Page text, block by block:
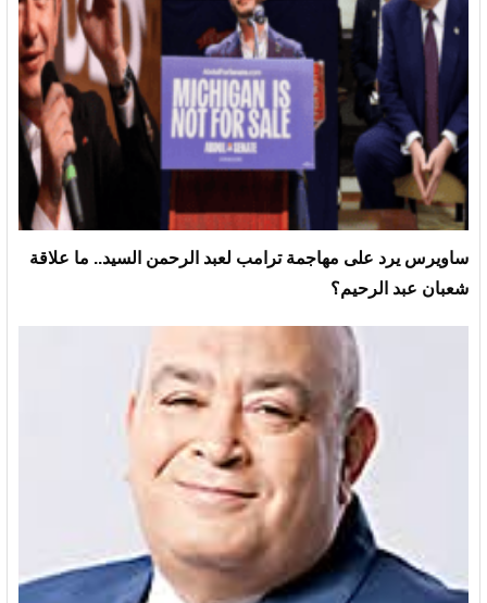
ساويرس يرد على مهاجمة ترامب لعبد الرحمن السيد.. ما علاقة
شعبان عبد الرحيم؟